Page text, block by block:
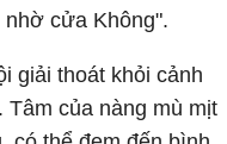
nhờ cửa Không".
giải thoát khỏi cảnh
Tâm của nàng mù mịt